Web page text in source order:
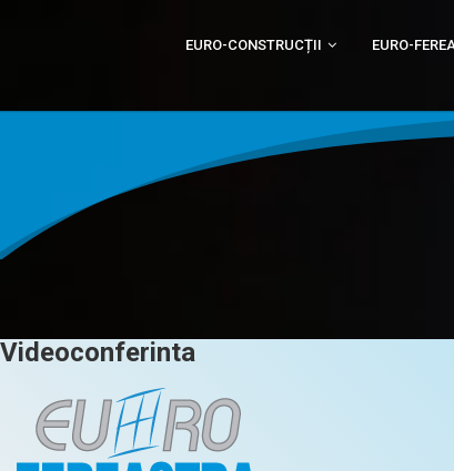
EURO-CONSTRUCȚII EURO-
Videoconferinta